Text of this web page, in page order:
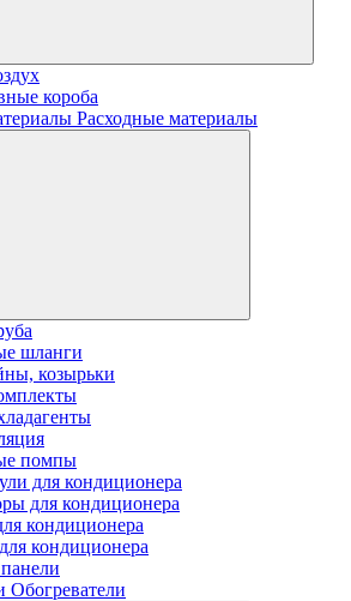
короба
Расходные материалы
шланги
козырьки
помпы
для кондиционера
для кондиционера
кондиционера
кондиционера
Обогреватели